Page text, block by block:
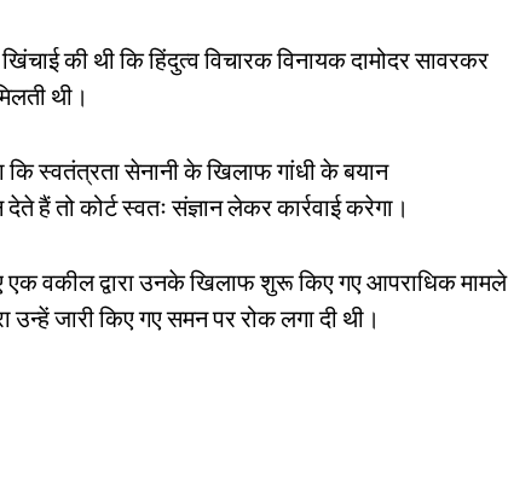
की थी कि हिंदुत्व विचारक विनायक दामोदर सावरकर
थी।
स्वतंत्रता सेनानी के खिलाफ गांधी के बयान
हैं तो कोर्ट स्वतः संज्ञान लेकर कार्रवाई करेगा।
एक वकील द्वारा उनके खिलाफ शुरू किए गए आपराधिक मामले
उन्हें जारी किए गए समन पर रोक लगा दी थी।